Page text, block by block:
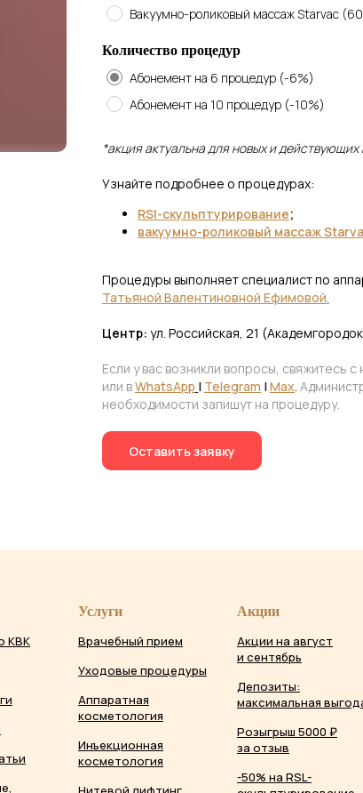
Вакуумно-роликовый массаж Starvac
Количество процедур
Абонемент на 6 процедур (-6%)
Абонемент на 10 процедур (-10%)
*акция актуальна для новых и действующих
Узнайте подробнее о процедурах:
RSl-скульптурирование;
вакуумно-роликовый массаж
Процедуры выполняет специалист по
Татьяной Валентиновной Ефимовой.
Центр: ул. Российская, 21
Если у вас возникли вопросы, свяжитесь
или вWhatsApp | Telegram | Max.
необходимости запишут на процедуру.
Оставить заявку
КВК
Услуги
Врачебный прием
Уходовые процедуры
Аппаратная
косметология
Инъекционная
косметология
Акции
Акции на август
и сентябрь
Депозиты:
максимальная
Розыгрыш 5000 ₽
за отзыв
-50% на RSL-